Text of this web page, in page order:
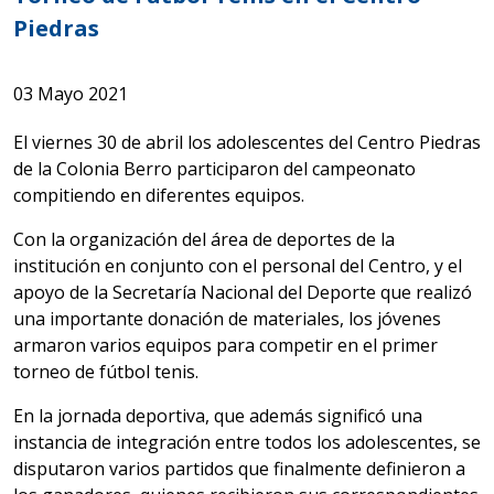
Piedras
03 Mayo 2021
El viernes 30 de abril los adolescentes del Centro Piedras
de la Colonia Berro participaron del campeonato
compitiendo en diferentes equipos.
Con la organización del área de deportes de la
institución en conjunto con el personal del Centro, y el
apoyo de la Secretaría Nacional del Deporte que realizó
una importante donación de materiales, los jóvenes
armaron varios equipos para competir en el primer
torneo de fútbol tenis.
En la jornada deportiva, que además significó una
instancia de integración entre todos los adolescentes, se
disputaron varios partidos que finalmente definieron a